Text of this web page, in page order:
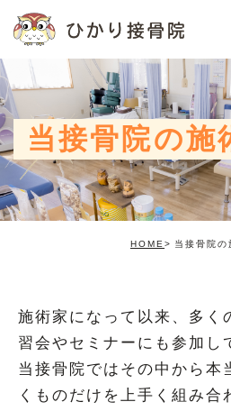
当接骨院の施
HOME 当接骨院の施術
施術家になって以来、多く
習会やセミナーにも参加し
当接骨院ではその中から本
くものだけを上手く組み合